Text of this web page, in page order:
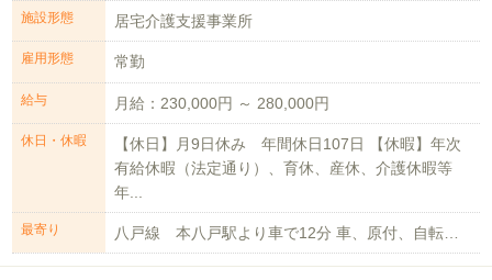
施設形態 居宅介護支援事業所
雇用形態 常勤
給与 月給：230,000円 ～ 280,000円
休日・休暇
【休日】月9日休み 年間休日107日 【休暇】年次
有給休暇（法定通り）、育休、産休、介護休暇等
年...
最寄り